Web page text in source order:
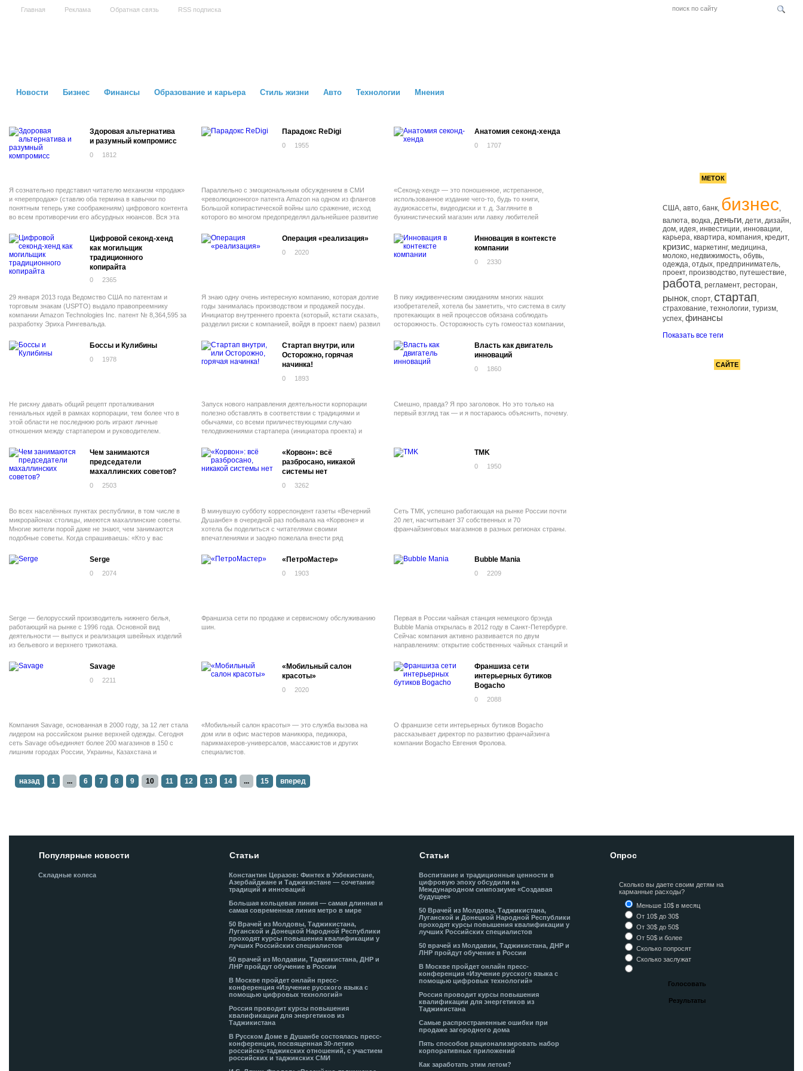
Главная Реклама Обратная связь RSS подписка
Новости Бизнес Финансы Образование и карьера Стиль жизни Авто Технологии Мнения
Здоровая альтернатива
и разумный компромисс
0 1812
Я сознательно представил читателю механизм «продаж»
и «перепродаж» (ставлю оба термина в кавычки по
понятным теперь уже соображениям) цифрового контента
во всем противоречии его абсурдных нюансов. Вся эта
нездоровой дихотомии «Плохая Цифра» и «Хорошая
Физика».
Парадокс ReDigi
0 1955
Параллельно с эмоциональным обсуждением в СМИ
«революционного» патента Amazon на одном из флангов
Большой копирастической войны шло сражение, исход
которого во многом предопределял дальнейшее развитие
Анатомия секонд-хенда
0 1707
«Секонд-хенд» — это поношенное, истрепанное,
использованное издание чего-то, будь то книги,
аудиокассеты, видеодиски и т. д. Загляните в
букинистический магазин или лавку любителей
что представляет собой «контент на физическом
носителе», побывавший в употреблении. Ничего такого в
мире цифрового контента нет и не может быть даже
отдаленно. «Использованные» электронная книга,
Цифровой секонд-хенд
как могильщик
традиционного
копирайта
0 2365
29 января 2013 года Ведомство США по патентам и
торговым знакам (USPTO) выдало правопреемнику
компании Amazon Technologies Inc. патент № 8,364,595 за
разработку Эриха Рингевальда.
Операция «реализация»
0 2020
Я знаю одну очень интересную компанию, которая долгие
годы занималась производством и продажей посуды.
Инициатор внутреннего проекта (который, кстати сказать,
разделил риски с компанией, войдя в проект паем) развил
Инновация в контексте
компании
0 2330
В пику иждивенческим ожиданиям многих наших
изобретателей, хотела бы заметить, что система в силу
протекающих в ней процессов обязана соблюдать
осторожность. Осторожность суть гомеостаз компании,
Боссы и Кулибины
0 1978
Не рискну давать общий рецепт проталкивания
гениальных идей в рамках корпорации, тем более что в
этой области не последнюю роль играют личные
отношения между стартапером и руководителем.
Стартап внутри, или
Осторожно, горячая
начинка!
0 1893
Запуск нового направления деятельности корпорации
полезно обставлять в соответствии с традициями и
обычаями, со всеми приличествующими случаю
телодвижениями стартапера (инициатора проекта) и
новое направление может нечаянно навредить старым.
Власть как двигатель
инноваций
0 1860
Смешно, правда? Я про заголовок. Но это только на
первый взгляд так — и я постараюсь объяснить, почему.
Чем занимаются
председатели
махаллинских советов?
0 2503
Во всех населённых пунктах республики, в том числе в
микрорайонах столицы, имеются махаллинские советы.
Многие жители порой даже не знают, чем занимаются
подобные советы. Когда спрашиваешь: «Кто у вас
может дать конкретный ответ.
«Корвон»: всё
разбросано, никакой
системы нет
0 3262
В минувшую субботу корреспондент газеты «Вечерний
Душанбе» в очередной раз побывала на «Корвоне» и
хотела бы поделиться с читателями своими
впечатлениями и заодно пожелала внести ряд
TMK
0 1950
Сеть ТМК, успешно работающая на рынке России почти
20 лет, насчитывает 37 собственных и 70
франчайзинговых магазинов в разных регионах страны.
Serge
0 2074
Serge — белорусский производитель нижнего белья,
работающий на рынке с 1996 года. Основной вид
деятельности — выпуск и реализация швейных изделий
из бельевого и верхнего трикотажа.
«ПетроМастер»
0 1903
Франшиза сети по продаже и сервисному обслуживанию
шин.
Bubble Mania
0 2209
Первая в России чайная станция немецкого брэнда
Bubble Mania открылась в 2012 году в Санкт-Петербурге.
Сейчас компания активно развивается по двум
направлениям: открытие собственных чайных станций и
Savage
0 2211
Компания Savage, основанная в 2000 году, за 12 лет стала
лидером на российском рынке верхней одежды. Сегодня
сеть Savage объединяет более 200 магазинов в 150 с
лишним городах России, Украины, Казахстана и
«Мобильный салон
красоты»
0 2020
«Мобильный салон красоты» — это служба вызова на
дом или в офис мастеров маникюра, педикюра,
парикмахеров-универсалов, массажистов и других
специалистов.
Франшиза сети
интерьерных бутиков
Bogacho
0 2088
О франшизе сети интерьерных бутиков Bogacho
рассказывает директор по развитию франчайзинга
компании Bogacho Евгения Фролова.
назад 1 ... 6 7 8 9 10 11 12 13 14 ... 15 вперед
МЕТОК
США, авто, банк, бизнес,
валюта, водка, деньги, дети, дизайн,
дом, идея, инвестиции, инновации,
карьера, квартира, компания, кредит,
кризис, маркетинг, медицина,
молоко, недвижимость, обувь,
одежда, отдых, предприниматель,
проект, производство, путешествие,
работа, регламент, ресторан,
рынок, спорт, стартап,
страхование, технологии, туризм,
успех, финансы
Показать все теги
САЙТЕ
Популярные новости
Складные колеса
Статьи
Константин Церазов: Финтех в Узбекистане,
Азербайджане и Таджикистане — сочетание
традиций и инноваций
Большая кольцевая линия — самая длинная и
самая современная линия метро в мире
50 Врачей из Молдовы, Таджикистана,
Луганской и Донецкой Народной Республики
проходят курсы повышения квалификации у
лучших Российских специалистов
50 врачей из Молдавии, Таджикистана, ДНР и
ЛНР пройдут обучение в России
В Москве пройдет онлайн пресс-
конференция «Изучение русского языка с
помощью цифровых технологий»
Россия проводит курсы повышения
квалификации для энергетиков из
Таджикистана
В Русском Доме в Душанбе состоялась пресс-
конференция, посвященная 30-летию
российско-таджикских отношений, с участием
российских и таджикских СМИ
Статьи
Воспитание и традиционные ценности в
цифровую эпоху обсудили на
Международном симпозиуме «Создавая
будущее»
50 Врачей из Молдовы, Таджикистана,
Луганской и Донецкой Народной Республики
проходят курсы повышения квалификации у
лучших Российских специалистов
50 врачей из Молдавии, Таджикистана, ДНР и
ЛНР пройдут обучение в России
В Москве пройдет онлайн пресс-
конференция «Изучение русского языка с
помощью цифровых технологий»
Россия проводит курсы повышения
квалификации для энергетиков из
Таджикистана
Самые распространенные ошибки при
продаже загородного дома
Пять способов рационализировать набор
корпоративных приложений
Как заработать этим летом?
Опрос
Сколько вы даете своим детям на
карманные расходы?
Меньше 10$ в месяц
От 10$ до 30$
От 30$ до 50$
От 50$ и более
Сколько попросят
Сколько заслужат